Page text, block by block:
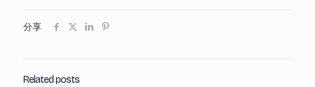
分享
Related posts